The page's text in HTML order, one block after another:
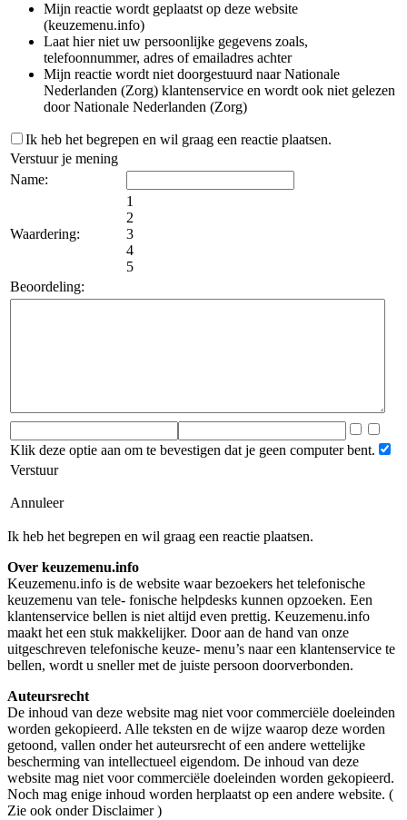
Mijn reactie wordt geplaatst op deze website
(keuzemenu.info)
Laat hier niet uw persoonlijke gegevens zoals,
telefoonnummer, adres of emailadres achter
Mijn reactie wordt niet doorgestuurd naar Nationale
Nederlanden (Zorg) klantenservice en wordt ook niet gelezen
door Nationale Nederlanden (Zorg)
Ik heb het begrepen en wil graag een reactie plaatsen.
Verstuur je mening
Name:
Waardering:
1
2
3
4
5
Beoordeling:
Klik deze optie aan om te bevestigen dat je geen computer bent.
Verstuur
Annuleer
Ik heb het begrepen en wil graag een reactie plaatsen.
Over keuzemenu.info
Keuzemenu.info is de website waar bezoekers het telefonische
keuzemenu van tele- fonische helpdesks kunnen opzoeken. Een
klantenservice bellen is niet altijd even prettig. Keuzemenu.info
maakt het een stuk makkelijker. Door aan de hand van onze
uitgeschreven telefonische keuze- menu’s naar een klantenservice te
bellen, wordt u sneller met de juiste persoon doorverbonden.
Auteursrecht
De inhoud van deze website mag niet voor commerciële doeleinden
worden gekopieerd. Alle teksten en de wijze waarop deze worden
getoond, vallen onder het auteursrecht of een andere wettelijke
bescherming van intellectueel eigendom. De inhoud van deze
website mag niet voor commerciële doeleinden worden gekopieerd.
Noch mag enige inhoud worden herplaatst op een andere website. (
Zie ook onder Disclaimer )